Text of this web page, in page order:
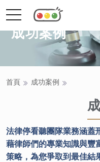
toggle
成功案例
首頁 成功案例
法律停看聽團隊業務涵蓋
藉律師們的專業知識與豐
策略，為您爭取到最佳結